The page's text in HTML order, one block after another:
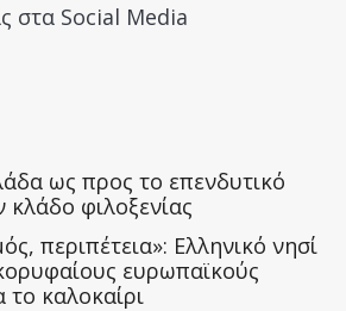
στα Social Media
ως προς το επενδυτικό
κλάδο φιλοξενίας
περιπέτεια»: Ελληνικό νησί
ευρωπαϊκούς
το καλοκαίρι